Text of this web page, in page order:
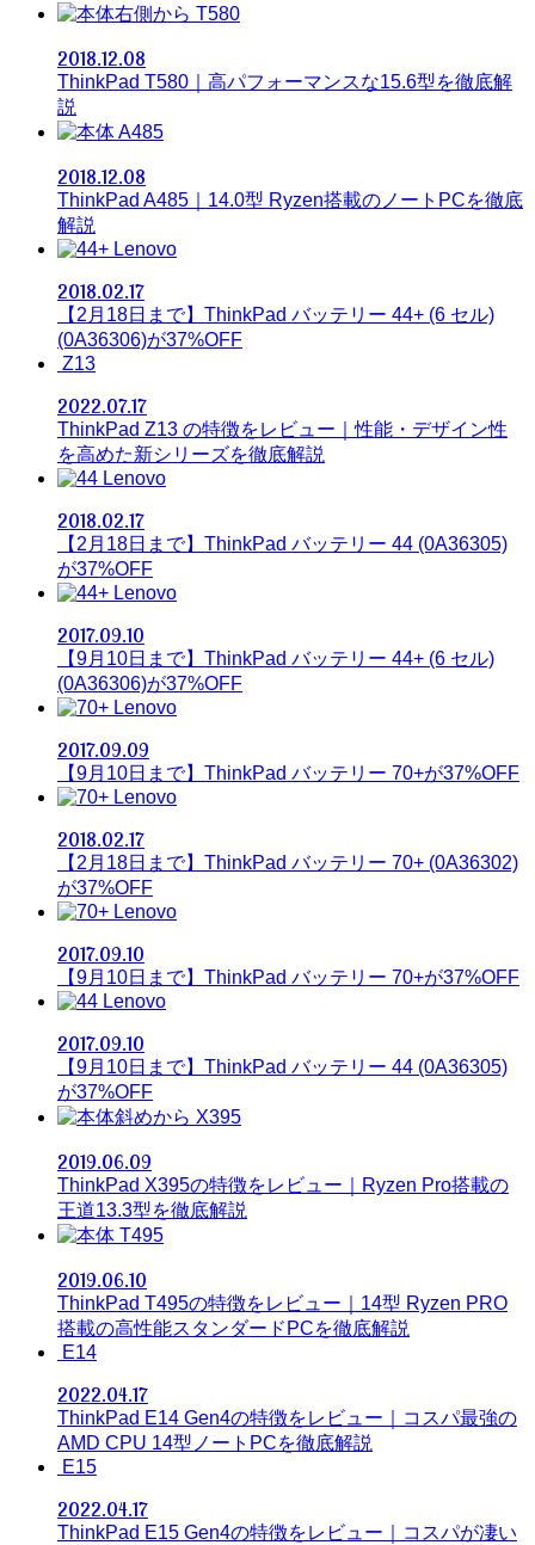
T580
2018.12.08
ThinkPad T580｜高パフォーマンスな15.6型を徹底解
説
A485
2018.12.08
ThinkPad A485｜14.0型 Ryzen搭載のノートPCを徹底
解説
Lenovo
2018.02.17
【2月18日まで】ThinkPad バッテリー 44+ (6 セル)
(0A36306)が37%OFF
Z13
2022.07.17
ThinkPad Z13 の特徴をレビュー｜性能・デザイン性
を高めた新シリーズを徹底解説
Lenovo
2018.02.17
【2月18日まで】ThinkPad バッテリー 44 (0A36305)
が37%OFF
Lenovo
2017.09.10
【9月10日まで】ThinkPad バッテリー 44+ (6 セル)
(0A36306)が37%OFF
Lenovo
2017.09.09
【9月10日まで】ThinkPad バッテリー 70+が37%OFF
Lenovo
2018.02.17
【2月18日まで】ThinkPad バッテリー 70+ (0A36302)
が37%OFF
Lenovo
2017.09.10
【9月10日まで】ThinkPad バッテリー 70+が37%OFF
Lenovo
2017.09.10
【9月10日まで】ThinkPad バッテリー 44 (0A36305)
が37%OFF
X395
2019.06.09
ThinkPad X395の特徴をレビュー｜Ryzen Pro搭載の
王道13.3型を徹底解説
T495
2019.06.10
ThinkPad T495の特徴をレビュー｜14型 Ryzen PRO
搭載の高性能スタンダードPCを徹底解説
E14
2022.04.17
ThinkPad E14 Gen4の特徴をレビュー｜コスパ最強の
AMD CPU 14型ノートPCを徹底解説
E15
2022.04.17
ThinkPad E15 Gen4の特徴をレビュー｜コスパが凄い